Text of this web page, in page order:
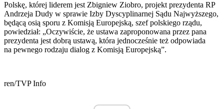
Polskę, której liderem jest Zbigniew Ziobro, projekt prezydenta RP
Andrzeja Dudy w sprawie Izby Dyscyplinarnej Sądu Najwyższego,
będącą osią sporu z Komisją Europejską, szef polskiego rządu,
powiedział: „Oczywiście, że ustawa zaproponowana przez pana
prezydenta jest dobrą ustawą, która jednocześnie też odpowiada
na pewnego rodzaju dialog z Komisją Europejską”.
ren/TVP Info